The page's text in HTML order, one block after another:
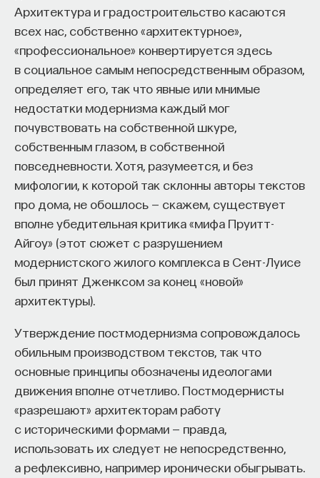
Архитектура и градостроительство касаются
всех нас, собственно «архитектурное»,
«профессиональное» конвертируется здесь
в социальное самым непосредственным образом,
определяет его, так что явные или мнимые
недостатки модернизма каждый мог
почувствовать на собственной шкуре,
собственным глазом, в собственной
повседневности. Хотя, разумеется, и без
мифологии, к которой так склонны авторы текстов
про дома, не обошлось — скажем, существует
вполне убедительная критика «мифа Пруитт-
Айгоу» (этот сюжет с разрушением
модернистского жилого комплекса в Сент-Луисе
был принят Дженксом за конец «новой»
архитектуры).
Утверждение постмодернизма сопровождалось
обильным производством текстов, так что
основные принципы обозначены идеологами
движения вполне отчетливо. Постмодернисты
«разрешают» архитекторам работу
с историческими формами — правда,
использовать их следует не непосредственно,
а рефлексивно, например иронически обыгрывать.
У университета четыре цели
«Мы выделили четыре идеологии образования.
Первая — развитие и трансляция
дисциплинарного знания, где в центре находится
само знание, а не человек и не рынок труда.
Вторая — формирование определенного типа
человека, например человека, способного
к сложному мышлению. Третья — развитие
общества, вклад в то, каким оно будет.
И четвертая — социальная эффективность,
то есть забота о том, как человек будет работать
за пределами университета и насколько
эффективным окажется в команде и профессии.
Университет не всегда может точно
предсказать, какие именно рабочие места ждут
отдельной идеологией. В зависимости от того,
в какой из этих логик работает университет,
у него будут совершенно разные ответы
на вопрос о целях образования».
Университет должен строить
будущее